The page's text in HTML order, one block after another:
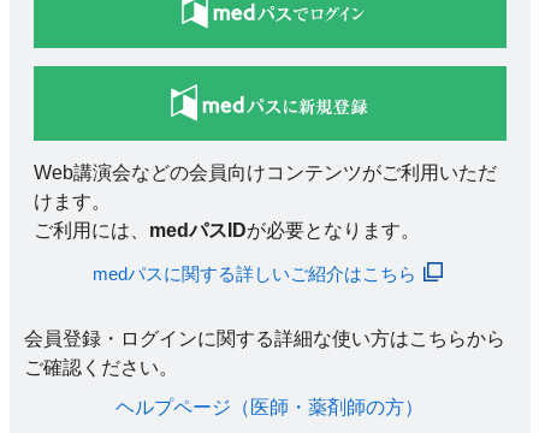
Web講演会などの会員向けコンテンツがご利用いただ
けます。
ご利用には、 medパスIDが必要となります。
medパスに関する詳しいご紹介はこちら
会員登録・ログインに関する詳細な使い方はこちらから
ご確認ください。​
ヘルプページ（医師・薬剤師の方）​